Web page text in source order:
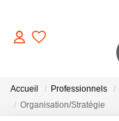
Accueil Professionnels
Organisation/Stratégie